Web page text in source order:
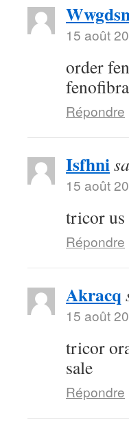
15 août
order
Répondre
Isfhni
15 août
tricor us
Répondre
Akracq
15 août
tricor
sale
Répondre